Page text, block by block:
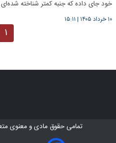
خود جای داده که جنبه کمتر شناخته شده‌ای
۱۰ خرداد ۱۴۰۵ | ۱۵:۱۱
۱
تمامی حقوق مادی و معنوی